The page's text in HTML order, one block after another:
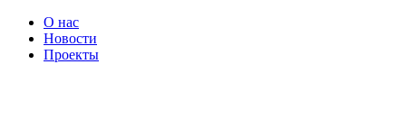
О нас
Новости
Проекты